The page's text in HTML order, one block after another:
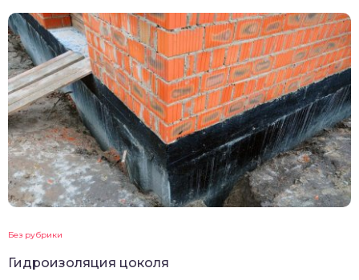
Без рубрики
Гидроизоляция цоколя